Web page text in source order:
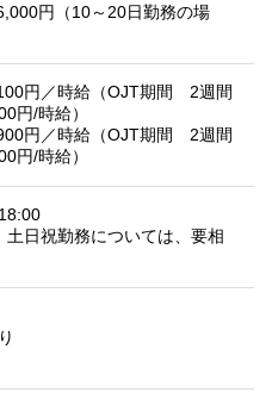
円（10～20日勤務の場
円／時給（OJT期間 2週間
円/時給）
円／時給（OJT期間 2週間
円/時給）
土日祝勤務については、要相